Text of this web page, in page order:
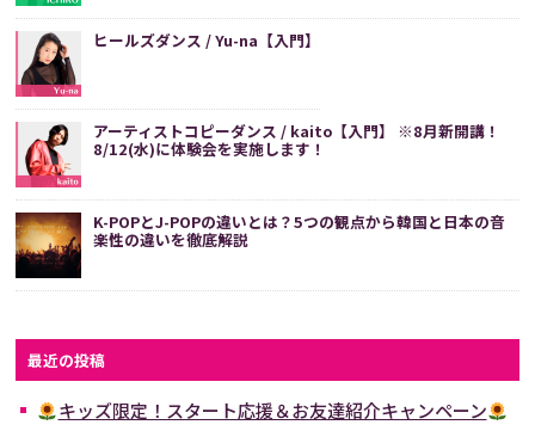
ヒールズダンス / Yu-na【入門】
アーティストコピーダンス / kaito【入門】 ※8月新開講！
8/12(水)に体験会を実施します！
K-POPとJ-POPの違いとは？5つの観点から韓国と日本の音
楽性の違いを徹底解説
最近の投稿
キッズ限定！スタート応援＆お友達紹介キャンペーン